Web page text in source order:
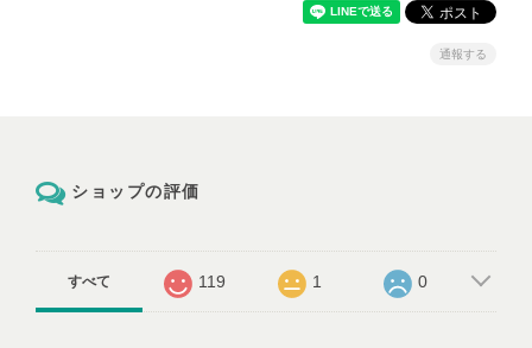
通報する
ショップの評価
すべて 119 1 0